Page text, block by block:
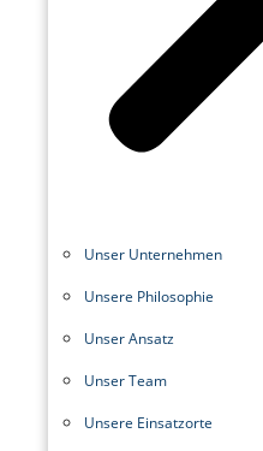
Unser Unternehmen
Unsere Philosophie
Unser Ansatz
Unser Team
Unsere Einsatzorte